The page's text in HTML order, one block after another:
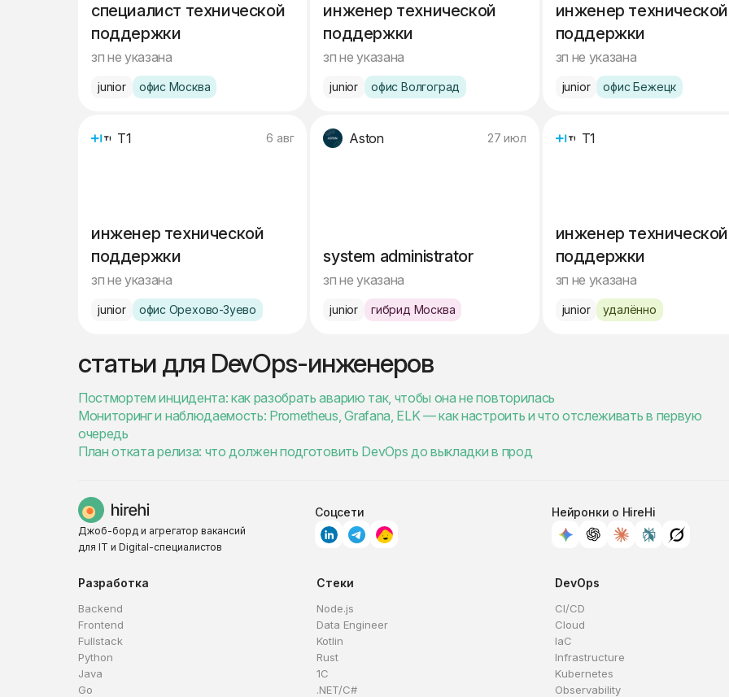
специалист технической
поддержки
зп не указана
junior офис Москва
инженер технической
поддержки
зп не указана
junior офис Волгоград
инженер технической
поддержки
зп не указана
junior офис Бежецк
Т1 6 авг
инженер технической
поддержки
зп не указана
junior офис Орехово-Зуево
Aston 27 июл
system administrator
зп не указана
junior гибрид Москва
Т1
инженер технической
поддержки
зп не указана
junior удалённо
статьи для DevOps-инженеров
Постмортем инцидента: как разобрать аварию так, чтобы она не повторилась
Мониторинг и наблюдаемость: Prometheus, Grafana, ELK — как настроить и что отслеживать в первую
очередь
План отката релиза: что должен подготовить DevOps до выкладки в прод
Джоб-борд и агрегатор вакансий
для IT и Digital-специалистов
Соцсети Нейронки о HireHi
Разработка
Backend
Frontend
Fullstack
Python
Java
Go
Стеки
Node.js
Data Engineer
Kotlin
Rust
1C
.NET/C#
DevOps
CI/CD
Cloud
IaC
Infrastructure
Kubernetes
Observability